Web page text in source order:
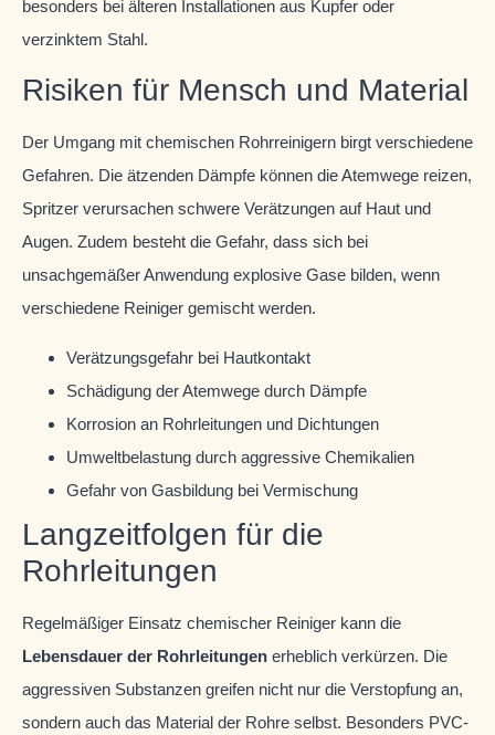
besonders bei älteren Installationen aus Kupfer oder
verzinktem Stahl.
Risiken für Mensch und Material
Der Umgang mit chemischen Rohrreinigern birgt verschiedene
Gefahren. Die ätzenden Dämpfe können die Atemwege reizen,
Spritzer verursachen schwere Verätzungen auf Haut und
Augen. Zudem besteht die Gefahr, dass sich bei
unsachgemäßer Anwendung explosive Gase bilden, wenn
verschiedene Reiniger gemischt werden.
Verätzungsgefahr bei Hautkontakt
Schädigung der Atemwege durch Dämpfe
Korrosion an Rohrleitungen und Dichtungen
Umweltbelastung durch aggressive Chemikalien
Gefahr von Gasbildung bei Vermischung
Langzeitfolgen für die
Rohrleitungen
Regelmäßiger Einsatz chemischer Reiniger kann die
Lebensdauer der Rohrleitungen erheblich verkürzen. Die
aggressiven Substanzen greifen nicht nur die Verstopfung an,
sondern auch das Material der Rohre selbst. Besonders PVC-